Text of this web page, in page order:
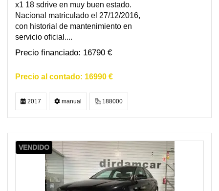
x1 18 sdrive en muy buen estado.
Nacional matriculado el 27/12/2016,
con historial de mantenimiento en
servicio oficial....
16790 €
16990 €
2017 manual 188000
VENDIDO